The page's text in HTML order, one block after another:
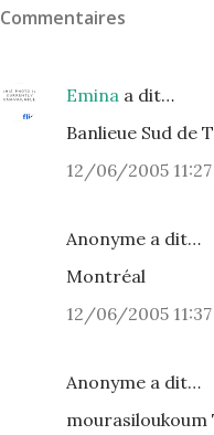
Commentaires
Emina a dit…
Banlieue Sud de
12/06/2005
Anonyme a dit…
Montréal
12/06/2005
Anonyme a dit…
mourasiloukoum